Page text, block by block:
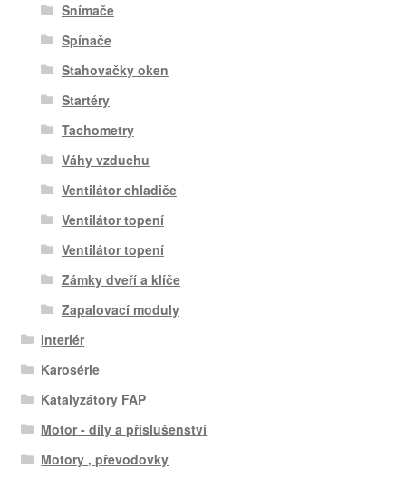
Snímače
Spínače
Stahovačky oken
Startéry
Tachometry
Váhy vzduchu
Ventilátor chladiče
Ventilátor topení
Ventilátor topení
Zámky dveří a klíče
Zapalovací moduly
Interiér
Karosérie
Katalyzátory FAP
Motor - díly a příslušenství
Motory , převodovky